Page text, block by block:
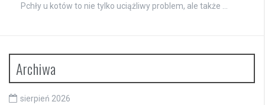
Pchły u kotów to nie tylko uciążliwy problem, ale także …
Archiwa
sierpień 2026